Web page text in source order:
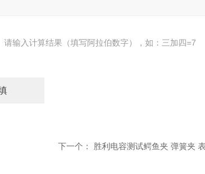
请输入计算结果（填写阿拉伯数字），如：三加四=7
下一个： 胜利电容测试鳄鱼夹 弹簧夹